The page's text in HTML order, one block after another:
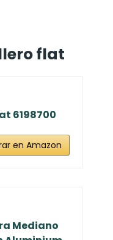
flat
6198700
en Amazon
Mediano